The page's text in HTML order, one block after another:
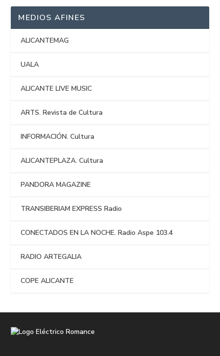
MEDIOS AFINES
ALICANTEMAG
UALA
ALICANTE LIVE MUSIC
ARTS. Revista de Cultura
INFORMACIÓN. Cultura
ALICANTEPLAZA. Cultura
PANDORA MAGAZINE
TRANSIBERIAM EXPRESS Radio
CONECTADOS EN LA NOCHE. Radio Aspe 103.4
RADIO ARTEGALIA
COPE ALICANTE